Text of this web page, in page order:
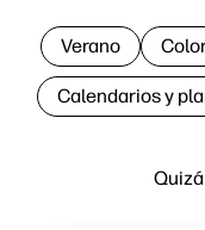
Verano
Calendarios y